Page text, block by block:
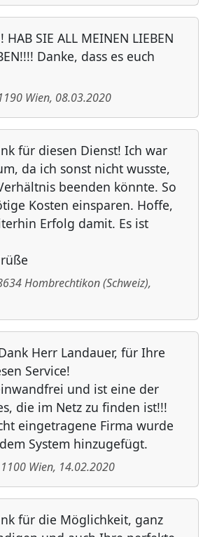
HAB SIE ALL MEINEN LIEBEN
Danke, dass es euch
Wien, 08.03.2020
für diesen Dienst! Ich war
da ich sonst nicht wusste,
beenden könnte. So
Kosten einsparen. Hoffe,
Erfolg damit. Es ist
Hombrechtikon(Schweiz),
Herr Landauer, für Ihre
Service!
und ist eine der
die im Netz zu finden ist!!!
eingetragene Firma wurde
System hinzugefügt.
1100 Wien, 14.02.2020
für die Möglichkeit, ganz